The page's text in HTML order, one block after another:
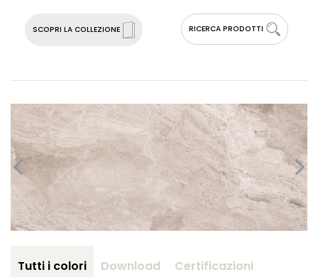
SCOPRI LA COLLEZIONE RICERCA PRODOTTI
Tutti i colori Download Certificazioni